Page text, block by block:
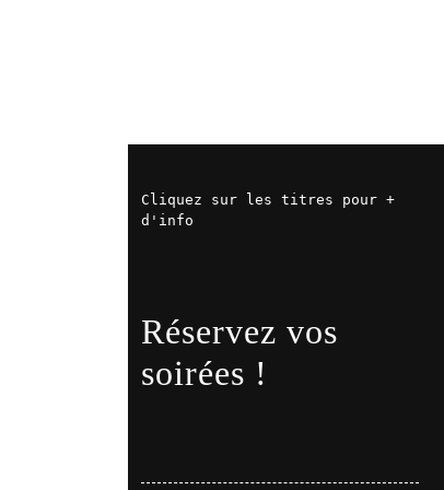
Cliquez sur les titres pour +
d'info
Réservez vos
soirées !